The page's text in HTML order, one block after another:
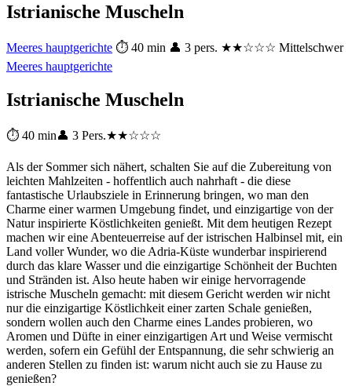
Istrianische Muscheln
Meeres hauptgerichte ⏱ 40 min 👤 3 pers. ★★☆☆☆ Mittelschwer
Meeres hauptgerichte
Istrianische Muscheln
⏱ 40 min👤 3 Pers.★★☆☆☆
Als der Sommer sich nähert, schalten Sie auf die Zubereitung von
leichten Mahlzeiten - hoffentlich auch nahrhaft - die diese
fantastische Urlaubsziele in Erinnerung bringen, wo man den
Charme einer warmen Umgebung findet, und einzigartige von der
Natur inspirierte Köstlichkeiten genießt. Mit dem heutigen Rezept
machen wir eine Abenteuerreise auf der istrischen Halbinsel mit, ein
Land voller Wunder, wo die Adria-Küste wunderbar inspirierend
durch das klare Wasser und die einzigartige Schönheit der Buchten
und Stränden ist. Also heute haben wir einige hervorragende
istrische Muscheln gemacht: mit diesem Gericht werden wir nicht
nur die einzigartige Köstlichkeit einer zarten Schale genießen,
sondern wollen auch den Charme eines Landes probieren, wo
Aromen und Düfte in einer einzigartigen Art und Weise vermischt
werden, sofern ein Gefühl der Entspannung, die sehr schwierig an
anderen Stellen zu finden ist: warum nicht auch sie zu Hause zu
genießen?